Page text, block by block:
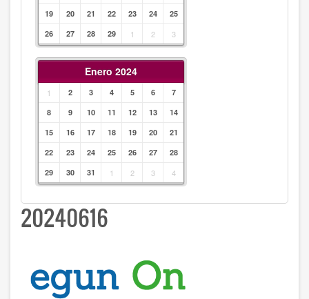
19
20 21 22 23 24
25
26
27 28 29 1 2 3
Enero 2024
1 2 3 4 5 6
7
8
9 10 11 12 13
14
15
16 17 18 19 20
21
22
23 24 25 26 27
28
29
30 31 1 2 3 4
20240616